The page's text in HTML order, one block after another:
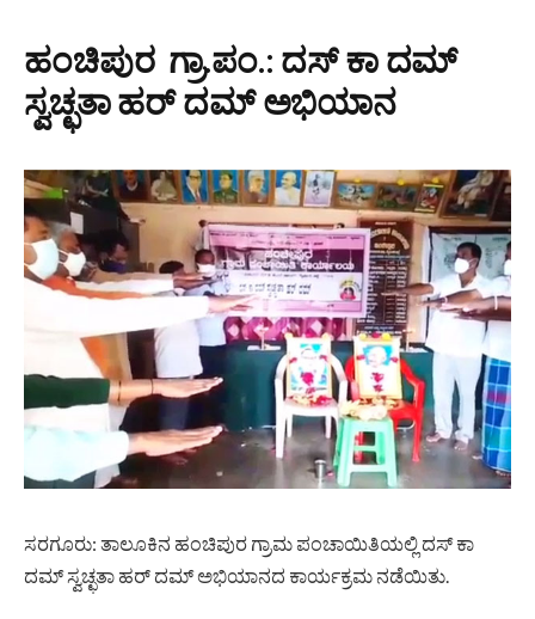
ಹಂಚಿಪುರ ಗ್ರಾ.ಪಂ.: ದಸ್ ಕಾ ದಮ್
ಸ್ವಚ್ಛತಾ ಹರ್ ದಮ್ ಅಭಿಯಾನ
ಸರಗೂರು: ತಾಲೂಕಿನ ಹಂಚಿಪುರ ಗ್ರಾಮ ಪಂಚಾಯಿತಿಯಲ್ಲಿ ದಸ್ ಕಾ
ದಮ್ ಸ್ವಚ್ಛತಾ ಹರ್ ದಮ್ ಅಭಿಯಾನದ ಕಾರ್ಯಕ್ರಮ ನಡೆಯಿತು.